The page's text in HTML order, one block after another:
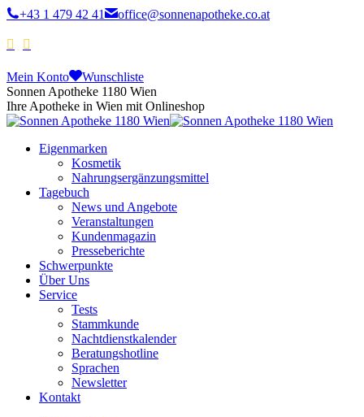
+43 1 479 42 41 office@sonnenapotheke.co.at
Mein Konto
Wunschliste
Sonnen Apotheke 1180 Wien
Ihre Apotheke in Wien mit Onlineshop
Eigenmarken
Kosmetik
Nahrungsergänzungsmittel
Tagebuch
News und Angebote
Veranstaltungen
Kundenmagazin
Presseberichte
Schwerpunkte
Über Uns
Service
Tests
Stammkunde
Nachtdienstkalender
Beratungshotline
Sprachen
Newsletter
Kontakt